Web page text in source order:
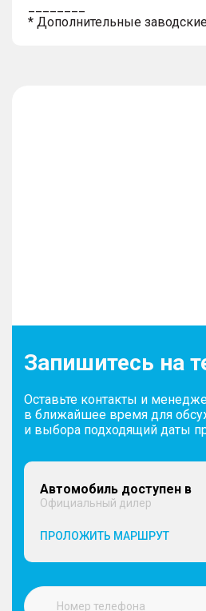
* Дополнительные
Запишитесь на
Оставьте контакты и
в ближайшее время для
и выбора подходящий даты
Автомобиль доступен в
Официальный дилер
ПРОЛОЖИТЬ МАРШРУТ